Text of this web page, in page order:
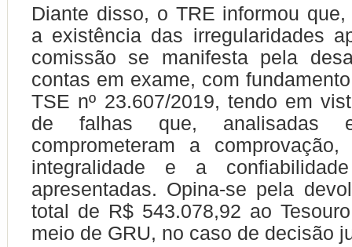
Diante disso, o TRE informou que,
a existência das irregularidades
comissão se manifesta pela
contas em exame, com
TSE nº 23.607/2019, tendo em
de falhas que, analisadas
comprometeram a
integralidade e a
apresentadas. Opina-se pela
total de R$ 543.078,92 ao
meio de GRU, no caso de decisão